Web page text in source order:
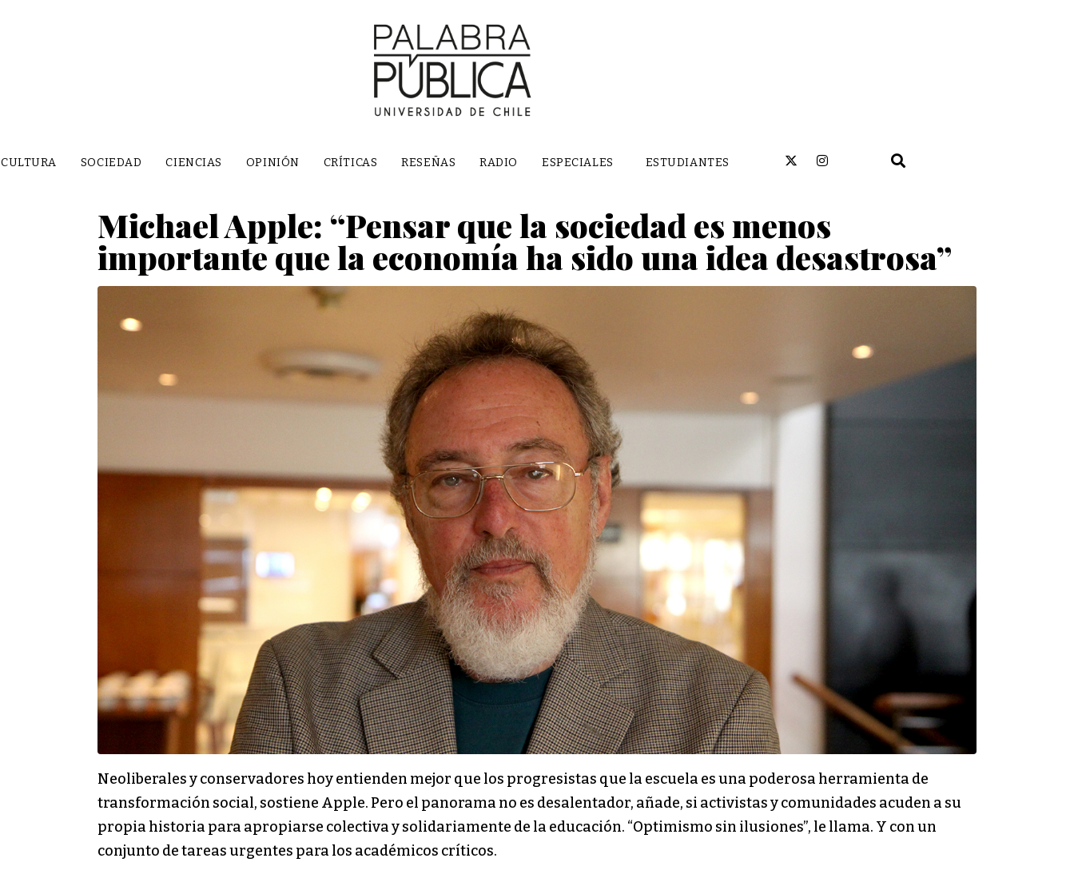
CULTURA SOCIEDAD CIENCIAS OPINIÓN CRÍTICAS RESEÑAS RADIO ESPECIALES ESTUDIANTES
Michael Apple: “Pensar que la sociedad es menos
importante que la economía ha sido una idea desastrosa”
Neoliberales y conservadores hoy entienden mejor que los progresistas que la escuela es una poderosa herramienta de
transformación social, sostiene Apple. Pero el panorama no es desalentador, añade, si activistas y comunidades acuden a su
propia historia para apropiarse colectiva y solidariamente de la educación. “Optimismo sin ilusiones”, le llama. Y con un
conjunto de tareas urgentes para los académicos críticos.